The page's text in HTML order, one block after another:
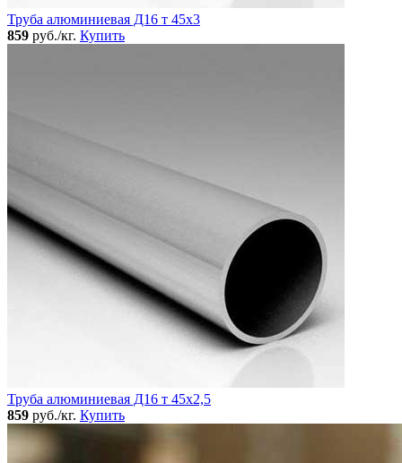
Труба алюминиевая Д16 т 45х3
859 руб./кг. Купить
Труба алюминиевая Д16 т 45х2,5
859 руб./кг. Купить